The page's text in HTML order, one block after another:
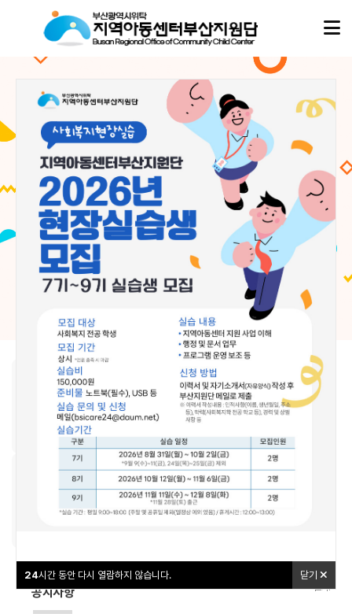
시간 동안 다시 열람하지 않습니다.
시간 동안 다시 열람하지 않습니다.
24시간 동안 다시 열람하지 않습니다. 닫기
아동이행복한 세상,
지역아동센터부산지원단
이 함께합니다.
지역아동센터부산지원단은
부산지역 16개 구·군의 모든 지역아동센터, 협동돌봄센터와 함께하며
아이들의 성장과 돌봄이 흔들리지 않도록 현장의 곁에서 따뜻한 울타리가 되겠습니다.
아동이행복한 세상,
지역아동센터부산지원단
이 함께합니다.
지역아동센터부산지원단은
부산지역 16개 구·군의 모든 지역아동센터, 협동돌봄센터와 함께하며
아이들의 성장과 돌봄이 흔들리지 않도록 현장의 곁에서 따뜻한 울타리가 되겠습니다.
02
우리동네돌봄지도 교육신청
공지사항 더보기+